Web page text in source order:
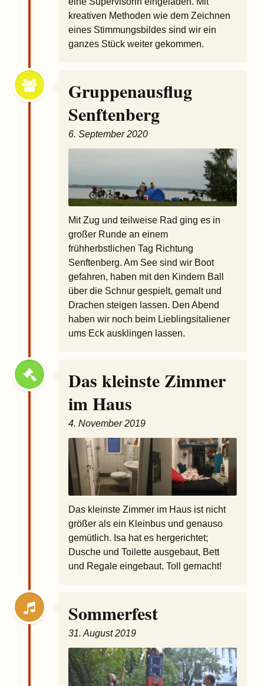
kreativen Methoden wie dem Zeichnen
eines Stimmungsbildes sind wir ein
ganzes Stück weiter gekommen.
Gruppenausflug
Senftenberg
6. September 2020
Mit Zug und teilweise Rad ging es in
großer Runde an einem
frühherbstlichen Tag Richtung
Senftenberg. Am See sind wir Boot
gefahren, haben mit den Kindern Ball
über die Schnur gespielt, gemalt und
Drachen steigen lassen. Den Abend
haben wir noch beim Lieblingsitaliener
ums Eck ausklingen lassen.
Das kleinste Zimmer
im Haus
4. November 2019
Das kleinste Zimmer im Haus ist nicht
größer als ein Kleinbus und genauso
gemütlich. Isa hat es hergerichtet;
Dusche und Toilette ausgebaut, Bett
und Regale eingebaut. Toll gemacht!
Sommerfest
31. August 2019